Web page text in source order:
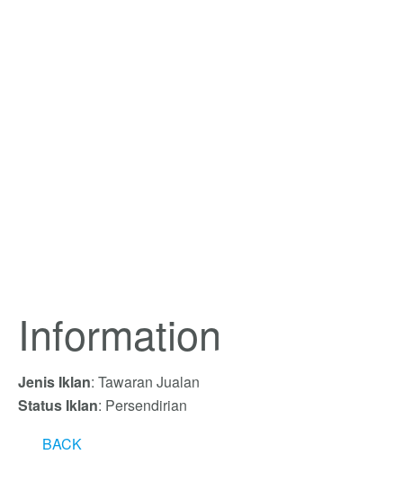
Information
Jenis Iklan: Tawaran Jualan
Status Iklan: Persendirian
BACK